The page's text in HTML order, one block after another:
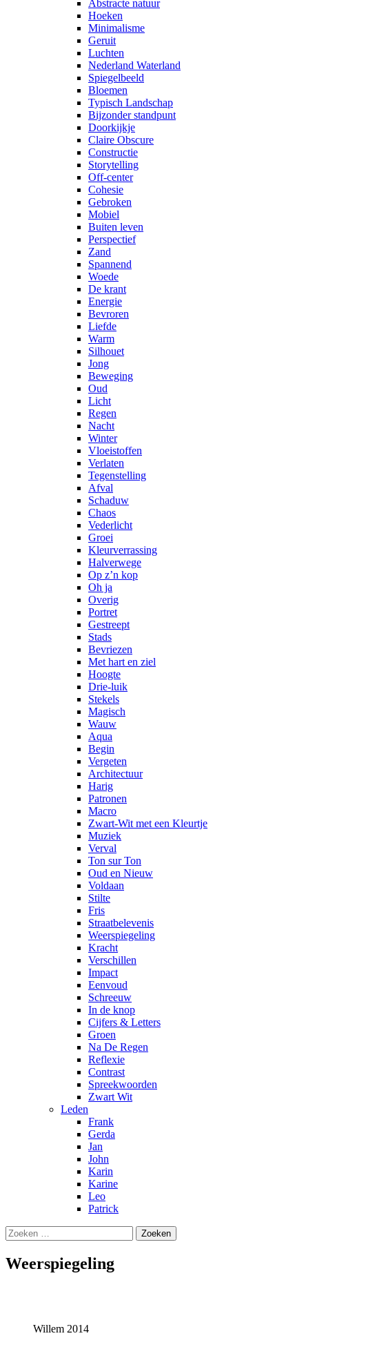
Abstracte natuur
Hoeken
Minimalisme
Geruit
Luchten
Nederland Waterland
Spiegelbeeld
Bloemen
Typisch Landschap
Bijzonder standpunt
Doorkijkje
Claire Obscure
Constructie
Storytelling
Off-center
Cohesie
Gebroken
Mobiel
Buiten leven
Perspectief
Zand
Spannend
Woede
De krant
Energie
Bevroren
Liefde
Warm
Silhouet
Jong
Beweging
Oud
Licht
Regen
Nacht
Winter
Vloeistoffen
Verlaten
Tegenstelling
Afval
Schaduw
Chaos
Vederlicht
Groei
Kleurverrassing
Halverwege
Op z’n kop
Oh ja
Overig
Portret
Gestreept
Stads
Bevriezen
Met hart en ziel
Hoogte
Drie-luik
Stekels
Magisch
Wauw
Aqua
Begin
Vergeten
Architectuur
Harig
Patronen
Macro
Zwart-Wit met een Kleurtje
Muziek
Verval
Ton sur Ton
Oud en Nieuw
Voldaan
Stilte
Fris
Straatbelevenis
Weerspiegeling
Kracht
Verschillen
Impact
Eenvoud
Schreeuw
In de knop
Cijfers & Letters
Groen
Na De Regen
Reflexie
Contrast
Spreekwoorden
Zwart Wit
Leden
Frank
Gerda
Jan
John
Karin
Karine
Leo
Patrick
Zoeken
naar:
Weerspiegeling
Willem 2014